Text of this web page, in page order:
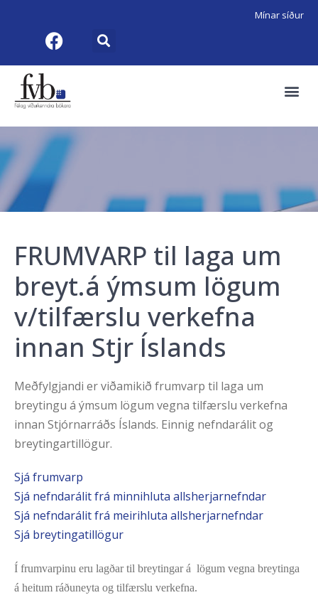
Mínar síður
FRUMVARP til laga um
breyt.á ýmsum lögum
v/tilfærslu verkefna
innan Stjr Íslands
Meðfylgjandi er viðamikið frumvarp til laga um
breytingu á ýmsum lögum vegna tilfærslu verkefna
innan Stjórnarráðs Íslands. Einnig nefndarálit og
breytingartillögur.
Sjá frumvarp
Sjá nefndarálit frá minnihluta allsherjarnefndar
Sjá nefndarálit frá meirihluta allsherjarnefndar
Sjá breytingatillögur
Í frumvarpinu eru lagðar til breytingar á lögum vegna breytinga
á heitum ráðuneyta og tilfærslu verkefna.